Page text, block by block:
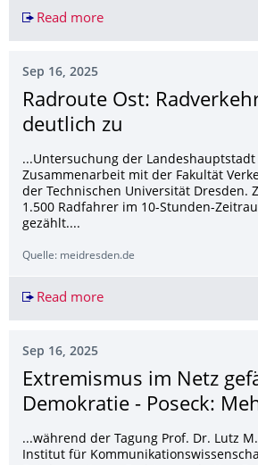
Read moreHilfe, die Schule stresst
Sep 16, 2025
Radroute Ost:
deutlich zu
...Untersuchung der Landeshauptstadt
Zusammenarbeit mit der Fakultät
der Technischen Universität Dresden.
1.500 Radfahrer im 10-Stunden-
gezählt....
Quelle: meidresden.de
Read moreRadroute Ost:
Sep 16, 2025
Extremismus im Netz
Demokratie - Poseck:
...während der Tagung Prof. Dr. Lutz
Institut für